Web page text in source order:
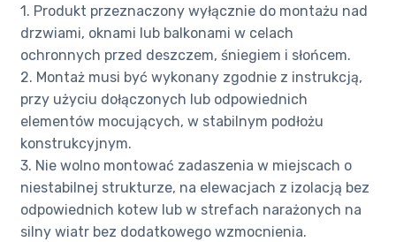
1. Produkt przeznaczony wyłącznie do montażu nad
drzwiami, oknami lub balkonami w celach
ochronnych przed deszczem, śniegiem i słońcem.
2. Montaż musi być wykonany zgodnie z instrukcją,
przy użyciu dołączonych lub odpowiednich
elementów mocujących, w stabilnym podłożu
konstrukcyjnym.
3. Nie wolno montować zadaszenia w miejscach o
niestabilnej strukturze, na elewacjach z izolacją bez
odpowiednich kotew lub w strefach narażonych na
silny wiatr bez dodatkowego wzmocnienia.